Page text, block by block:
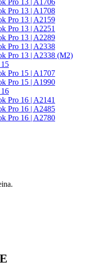
Pro 13 | A1706
Pro 13 | A1708
Pro 13 | A2159
Pro 13 | A2251
Pro 13 | A2289
Pro 13 | A2338
Pro 13 | A2338 (M2)
Pro 15 | A1707
Pro 15 | A1990
Pro 16 | A2141
Pro 16 | A2485
Pro 16 | A2780